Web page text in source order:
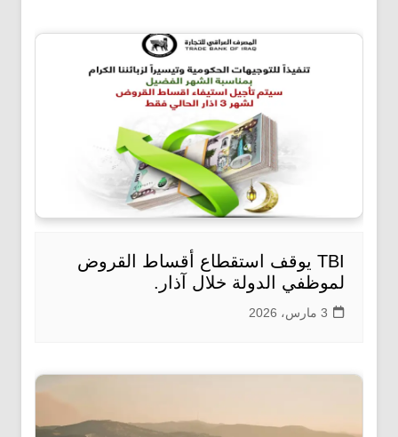
TBI يوقف استقطاع أقساط القروض
لموظفي الدولة خلال آذار.
3 مارس، 2026